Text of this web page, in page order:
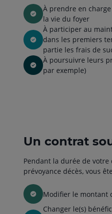
À prendre en
la vie du foyer
À participer au
dans les premiers
partie les frais de
À poursuivre leurs
par exemple)
Un contrat
Pendant la durée de votre
prévoyance décès, vous
Modifier le montant
Changer le(s)